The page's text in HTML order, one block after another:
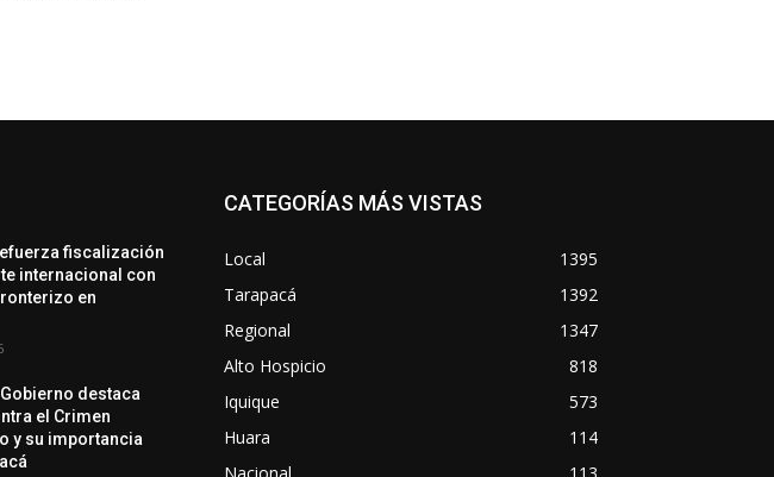
fiscalización
internacional con
en
destaca
el Crimen
y su importancia
CATEGORÍAS MÁS VISTAS
Local
1395
Tarapacá
1392
Regional
1347
Alto Hospicio
818
Iquique
573
Huara
114